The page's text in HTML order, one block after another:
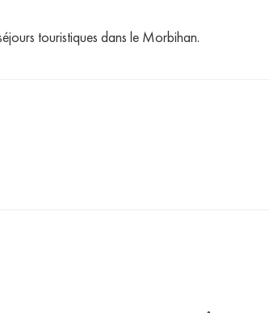
touristiques dans le Morbihan.